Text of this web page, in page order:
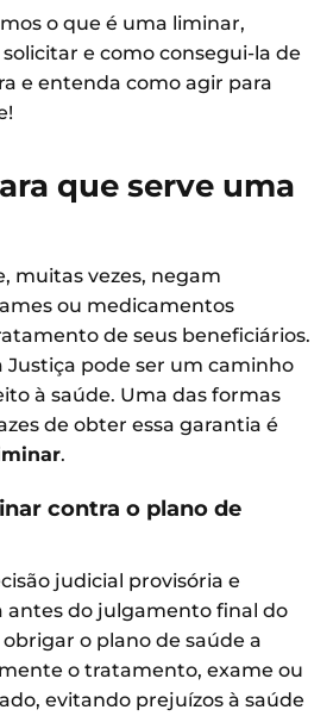
o que é uma liminar,
e como consegui-la de
e entenda como agir para
que serve uma
muitas vezes, negam
ou medicamentos
de seus beneficiários.
Justiça pode ser um caminho
à saúde. Uma das formas
de obter essa garantia é
.
contra o plano de
judicial provisória e
antes do julgamento final do
o plano de saúde a
o tratamento, exame ou
evitando prejuízos à saúde